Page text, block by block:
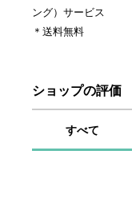
ング）サービス
＊送料無料
ショップの評価
すべて